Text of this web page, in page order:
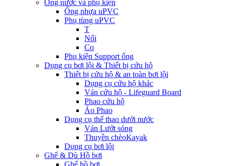
Ống nước và phụ kiện
Ống nhựa uPVC
Phụ tùng uPVC
T
Nối
Co
Phụ kiện Support ống
Dụng cụ bơi lội & Thiết bị cứu hộ
Thiết bị cứu hộ & an toàn bơi lội
Dụng cụ cứu hộ khác
Ván cứu hộ - Lifeguard Board
Phao cứu hộ
Áo Phao
Dụng cụ thể thao dưới nước
Ván Lướt sóng
Thuyền chèoKayak
Dụng cụ bơi lội
Ghế & Dù Hồ bơi
Ghế hồ bơi